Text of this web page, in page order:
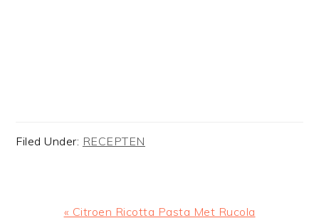
Filed Under: RECEPTEN
Previous
« Citroen Ricotta Pasta Met Rucola